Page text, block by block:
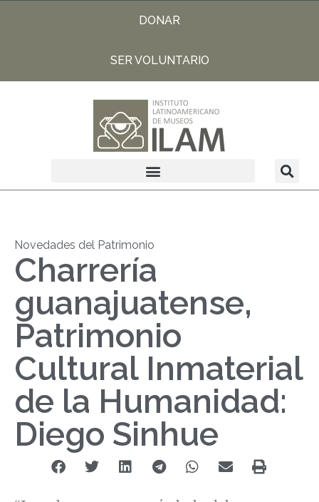
DONAR
SER VOLUNTARIO
Novedades del Patrimonio
Charrería
guanajuatense,
Patrimonio
Cultural Inmaterial
de la Humanidad:
Diego Sinhue